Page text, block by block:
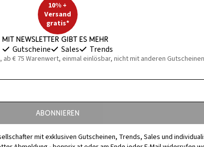
10% +
Versand
gratis*
Mit Newsletter gibt es mehr
Gutscheine Sales Trends
€ 75 Warenwert, einmal einlösbar, nicht mit anderen
Abonnieren
mit exklusiven Gutscheinen, Trends, Sales und